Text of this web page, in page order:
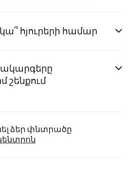
հյուրերի համար
շենքում
ձեր փնտրածը